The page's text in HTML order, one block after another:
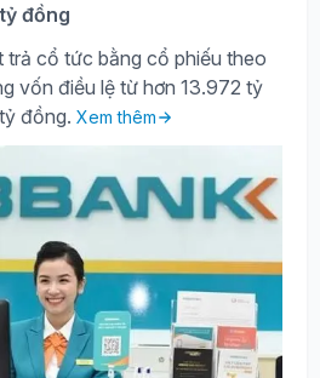
đồng
trả cổ tức bằng cổ phiếu theo
vốn điều lệ từ hơn 13.972 tỷ
đồng. Xem thêm